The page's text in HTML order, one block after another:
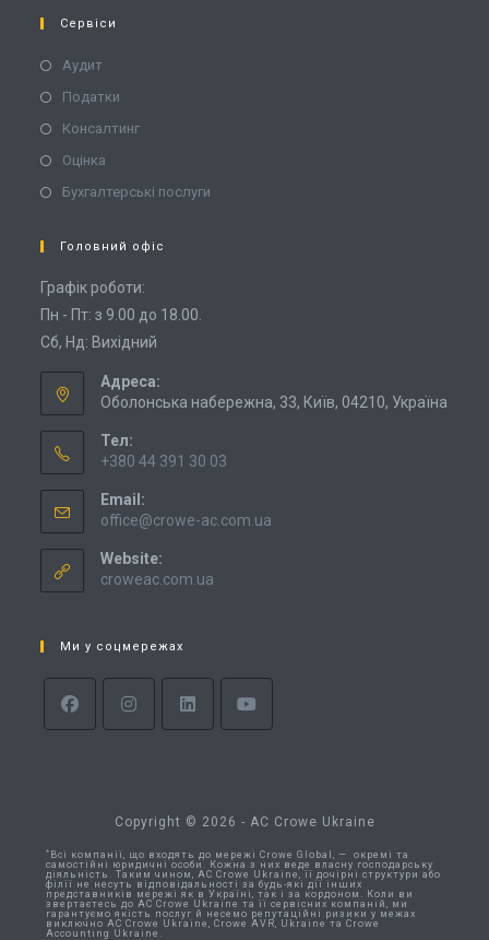
Сервіси
Аудит
Податки
Консалтинг
Оцінка
Бухгалтерські послуги
Головний офіс
Графік роботи:
Пн - Пт: з 9.00 до 18.00.
Сб, Нд: Вихідний
Адреса:
Оболонська набережна, 33, Київ, 04210, Україна
Тел:
+380 44 391 30 03
Email:
office@crowe-ac.com.ua
Website:
croweac.com.ua
Ми у соцмережах
Copyright © 2026 - AC Crowe Ukraine
* Всі компанії, що входять до мережі Crowe Global, — окремі та
самостійні юридичні особи. Кожна з них веде власну господарську
діяльність. Таким чином, AC Crowe Ukraine, її дочірні структури або
філії не несуть відповідальності за будь-які дії інших
представників мережі як в Україні, так і за кордоном. Коли ви
звертаєтесь до AC Crowe Ukraine та її сервісних компаній, ми
гарантуємо якість послуг й несемо репутаційні ризики у межах
виключно AC Crowe Ukraine, Crowe AVR, Ukraine та Crowe
Accounting Ukraine.